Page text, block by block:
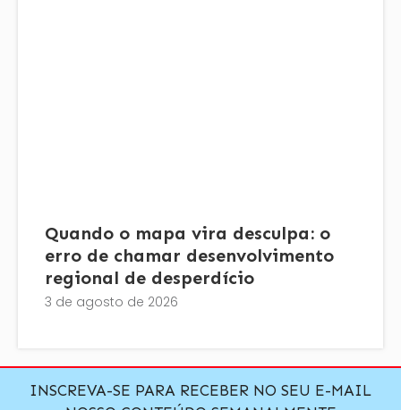
Quando o mapa vira desculpa: o
erro de chamar desenvolvimento
regional de desperdício
3 de agosto de 2026
INSCREVA-SE PARA RECEBER NO SEU E-MAIL